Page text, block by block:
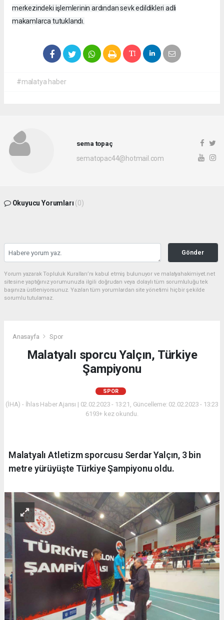
merkezindeki işlemlerinin ardından sevk edildikleri adli
makamlarca tutuklandı.
#malatya haber
sema topaç
sematopac44@hotmail.com
Okuyucu Yorumları (0)
Gönder
Yorum yazarak Topluluk Kuralları’nı kabul etmiş bulunuyor ve malatyahakimiyet.net
sitesine yaptığınız yorumunuzla ilgili doğrudan veya dolaylı tüm sorumluluğu tek
başınıza üstleniyorsunuz. Yazılan tüm yorumlardan site yönetimi hiçbir şekilde
sorumlu tutulamaz.
Anasayfa Spor
Malatyalı sporcu Yalçın, Türkiye
Şampiyonu
SPOR
(İHA) - İhlas Haber Ajansı | 02.02.2023 - 13:21, Güncelleme: 02.02.2023 - 13:23
6193+ kez okundu.
Malatyalı Atletizm sporcusu Serdar Yalçın, 3 bin
metre yürüyüşte Türkiye Şampiyonu oldu.